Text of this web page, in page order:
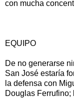
con mucha
EQUIPO
De no generarse
San José estaría
la defensa con
Douglas